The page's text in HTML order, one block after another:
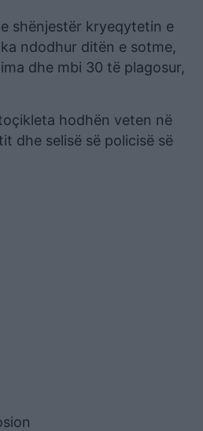
shënjestër kryeqytetin e
ndodhur ditën e sotme,
dhe mbi 30 të plagosur,
hodhën veten në
dhe selisë së policisë së